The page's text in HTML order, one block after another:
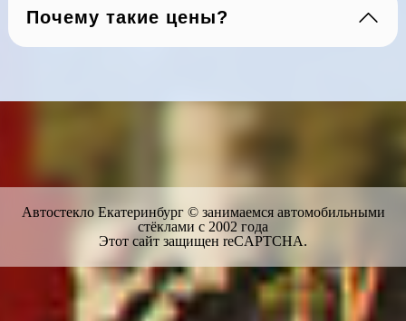
Почему такие цены?
Автостекло Екатеринбург © занимаемся автомобильными
стёклами с 2002 года
Этот сайт защищен reCAPTCHA.